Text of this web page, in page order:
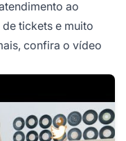
ao
tickets e muito
confira o vídeo